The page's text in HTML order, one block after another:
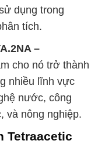
dụng trong
tích.
–
cho nó trở thành
nhiều lĩnh vực
nước, công
và nông nghiệp.
Tetraacetic